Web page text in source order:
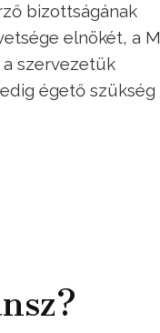
bizottságának
elnökét, a
szervezetük
égető szükség